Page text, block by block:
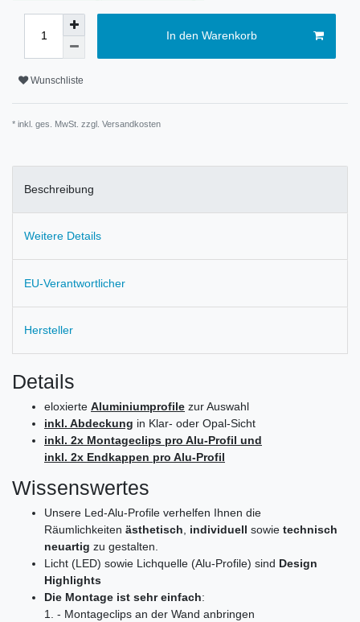
In den Warenkorb
Wunschliste
* inkl. ges. MwSt. zzgl. Versandkosten
Beschreibung
Weitere Details
EU-Verantwortlicher
Hersteller
Details
eloxierte Aluminiumprofile zur Auswahl
inkl. Abdeckung in Klar- oder Opal-Sicht
inkl. 2x Montageclips pro Alu-Profil und
inkl. 2x Endkappen pro Alu-Profil
Wissenswertes
Unsere Led-Alu-Profile verhelfen Ihnen die
Räumlichkeiten ästhetisch individuell sowie technisch
neuartig zu gestalten.
Licht (LED) sowie Lichquelle (Alu-Profile) sind Design
Highlights
Die Montage ist sehr einfach:
1. - Montageclips an der Wand anbringen